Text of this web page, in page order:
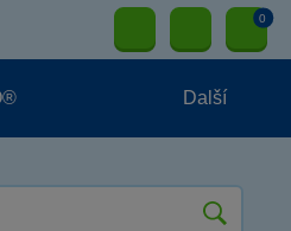
0
Další